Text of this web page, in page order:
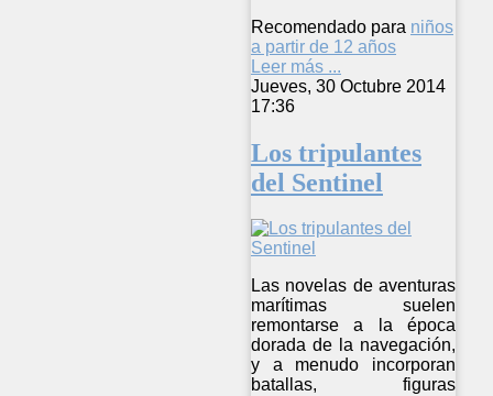
Recomendado para niños
a partir de 12 años
Leer más ...
Jueves, 30 Octubre 2014
17:36
Los tripulantes
del Sentinel
Las novelas de aventuras
marítimas suelen
remontarse a la época
dorada de la navegación,
y a menudo incorporan
batallas, figuras